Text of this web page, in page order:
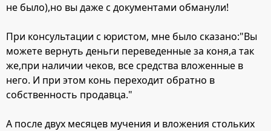
не было),но вы даже с документами обманули!
При консультации с юристом, мне было сказано:"Вы
можете вернуть деньги переведенные за коня,а так
же,при наличии чеков, все средства вложенные в
него. И при этом конь переходит обратно в
собственность продавца."
А после двух месяцев мучения и вложения стольких